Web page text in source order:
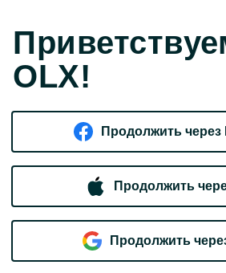
OLX!
Продолжить через
Продолжить
Продолжить